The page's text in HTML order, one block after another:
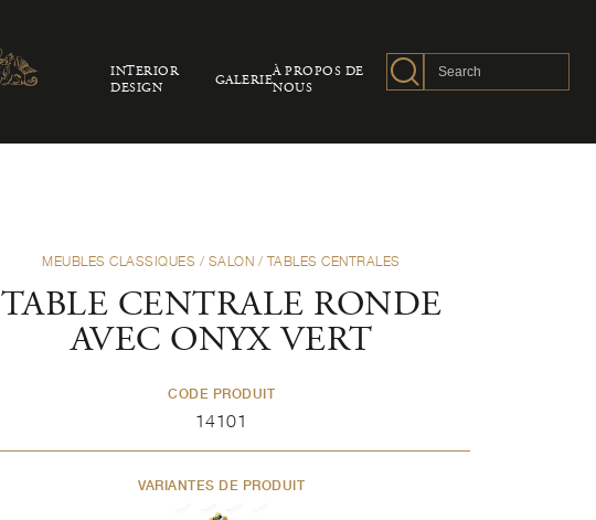
INTERIOR
DESIGN
GALERIE
À PROPOS DE
NOUS
MEUBLES CLASSIQUES / SALON / TABLES CENTRALES
TABLE CENTRALE RONDE
AVEC ONYX VERT
CODE PRODUIT
14101
VARIANTES DE PRODUIT